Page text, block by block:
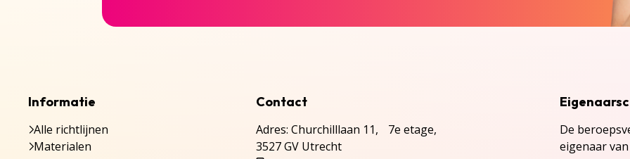
Informatie
Alle richtlijnen
Materialen
Contact
Adres: Churchilllaan 11, 7e etage,
3527 GV Utrecht
De
eigenaar